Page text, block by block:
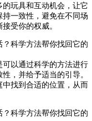
玩具和互动机会，让它
一致性，避免在不同场
受你的权威。
以通过科学的方法进行
，并给予适当的引导。
中找到合适的位置，从而